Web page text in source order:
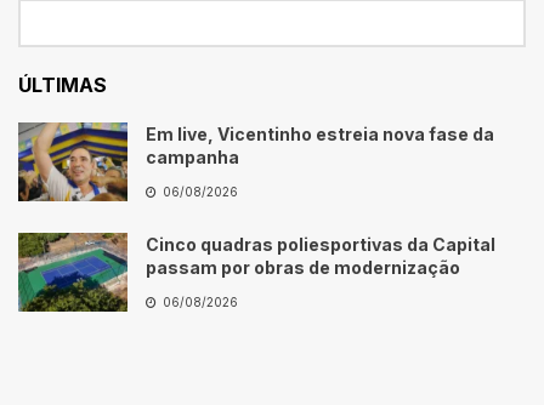
ÚLTIMAS
Em live, Vicentinho estreia nova fase da
campanha
06/08/2026
Cinco quadras poliesportivas da Capital
passam por obras de modernização
06/08/2026